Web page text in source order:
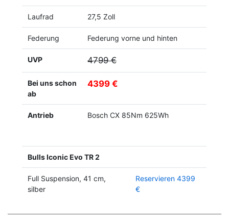
Laufrad 27,5 Zoll
Federung Federung vorne und hinten
UVP 4799 €
Bei uns schon
ab
4399 €
Antrieb Bosch CX 85Nm 625Wh
Bulls Iconic Evo TR 2
Full Suspension, 41 cm,
silber
Reservieren 4399
€